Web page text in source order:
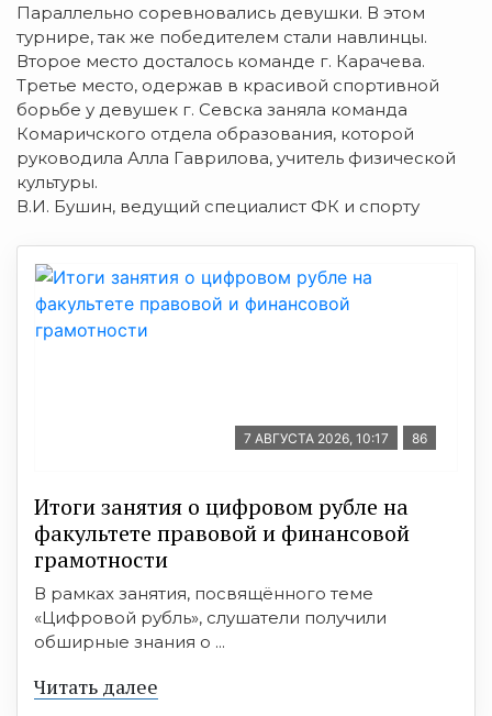
Параллельно соревновались девушки. В этом
турнире, так же победителем стали навлинцы.
Второе место досталось команде г. Карачева.
Третье место, одержав в красивой спортивной
борьбе у девушек г. Севска заняла команда
Комаричского отдела образования, которой
руководила Алла Гаврилова, учитель физической
культуры.
В.И. Бушин, ведущий специалист ФК и спорту
7 АВГУСТА 2026, 10:17 86
Итоги занятия о цифровом рубле на
факультете правовой и финансовой
грамотности
В рамках занятия, посвящённого теме
«Цифровой рубль», слушатели получили
обширные знания о ...
Читать далее